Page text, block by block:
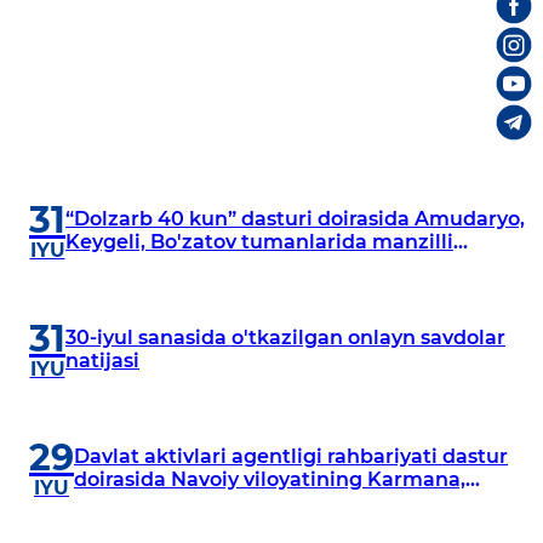
31
IYU
“Dolzarb 40 kun” dasturi doirasida Amudaryo,
Keygeli, Bo'zatov tumanlarida manzilli
31
IYU
30-iyul sanasida o'tkazilgan onlayn savdolar
natijasi
29
IYU
Davlat aktivlari agentligi rahbariyati dastur
doirasida Navoiy viloyatining Karmana,